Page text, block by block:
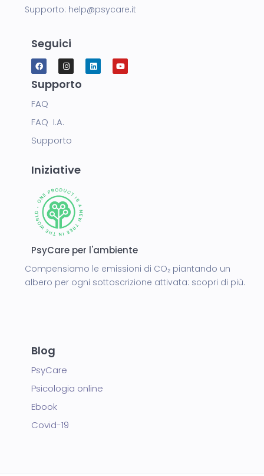
Supporto: help@psycare.it
Seguici
Supporto
FAQ
FAQ I.A.
Supporto
Iniziative
PsyCare per l'ambiente
Compensiamo le emissioni di CO₂ piantando un
albero per ogni sottoscrizione attivata: scopri di più.
Blog
PsyCare
Psicologia online
Ebook
Covid-19